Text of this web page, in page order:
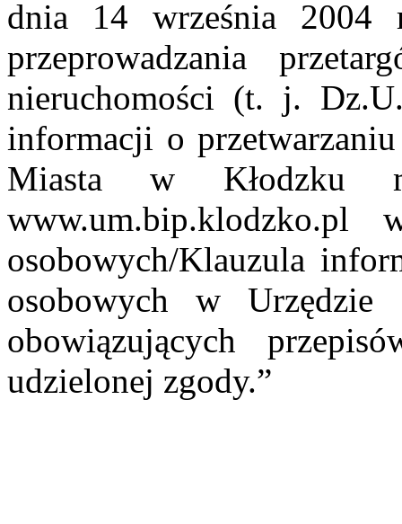
dnia 14 września
przeprowadzania
nieruchomości (t. j.
informacji o
Miasta w Kłodzku
www.um.bip.klodzko.pl
osobowych/Klauzula
osobowych w Urzędzie
obowiązujących
udzielonej zgody.”